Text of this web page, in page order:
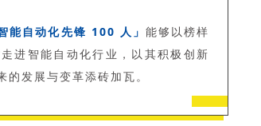
智能自动化先锋 100 人」 能够以榜样
进智能自动化行业，以其积极创新
发展与变革添砖加瓦。